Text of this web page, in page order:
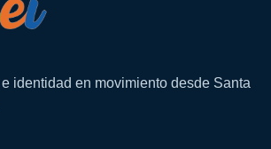
identidad en movimiento desde Santa